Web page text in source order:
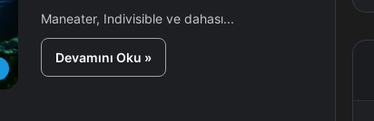
Maneater, Indivisible ve dahası...
Devamını Oku »